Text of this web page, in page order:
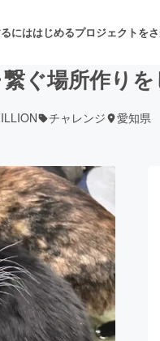
にははじめるプロジェクトを
舞台・パフ
フード・飲食
アニメ・漫画
ビューティ
ぐ場所作りを
チャレンジ 愛知県